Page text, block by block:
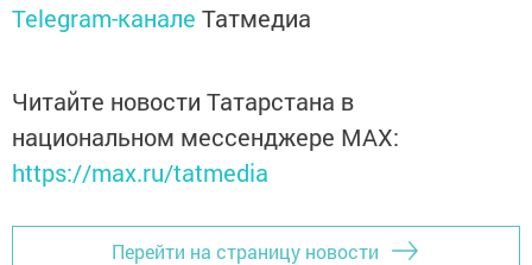
Telegram-канале Татмедиа
Читайте новости Татарстана в
национальном мессенджере MАХ:
https://max.ru/tatmedia
Перейти на страницу новости